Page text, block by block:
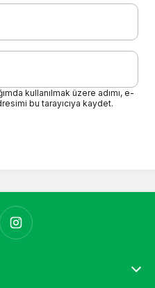
kullanılmak üzere adımı, e-
bu tarayıcıya kaydet.